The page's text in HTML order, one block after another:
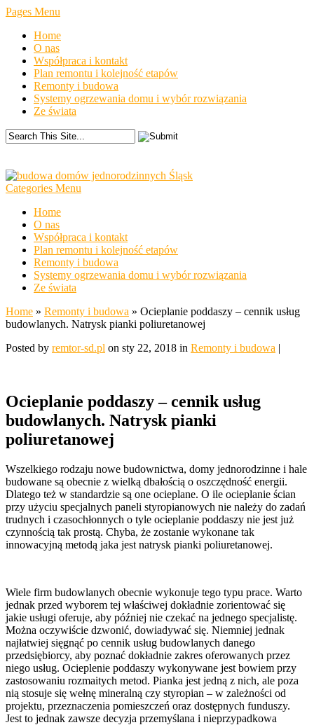
Pages Menu
Home
O nas
Współpraca i kontakt
Plan remontu i kolejność etapów
Remonty i budowa
Systemy ogrzewania domu i wybór rozwiązania
Ze świata
Categories Menu
Home
O nas
Współpraca i kontakt
Plan remontu i kolejność etapów
Remonty i budowa
Systemy ogrzewania domu i wybór rozwiązania
Ze świata
Home » Remonty i budowa » Ocieplanie poddaszy – cennik usług
budowlanych. Natrysk pianki poliuretanowej
Posted by remtor-sd.pl on sty 22, 2018 in Remonty i budowa |
Ocieplanie poddaszy – cennik usług
budowlanych. Natrysk pianki
poliuretanowej
Wszelkiego rodzaju nowe budownictwa, domy jednorodzinne i hale
budowane są obecnie z wielką dbałością o oszczędność energii.
Dlatego też w standardzie są one ocieplane. O ile ocieplanie ścian
przy użyciu specjalnych paneli styropianowych nie należy do zadań
trudnych i czasochłonnych o tyle ocieplanie poddaszy nie jest już
czynnością tak prostą. Chyba, że zostanie wykonane tak
innowacyjną metodą jaka jest natrysk pianki poliuretanowej.
Wiele firm budowlanych obecnie wykonuje tego typu prace. Warto
jednak przed wyborem tej właściwej dokładnie zorientować się
jakie usługi oferuje, aby później nie czekać na jednego specjalistę.
Można oczywiście dzwonić, dowiadywać się. Niemniej jednak
najłatwiej sięgnąć po cennik usług budowlanych danego
przedsiębiorcy, aby poznać dokładnie zakres oferowanych przez
niego usług. Ocieplenie poddaszy wykonywane jest bowiem przy
zastosowaniu rozmaitych metod. Pianka jest jedną z nich, ale poza
nią stosuje się wełnę mineralną czy styropian – w zależności od
projektu, przeznaczenia pomieszczeń oraz dostępnych funduszy.
Jest to jednak zawsze decyzja przemyślana i nieprzypadkowa